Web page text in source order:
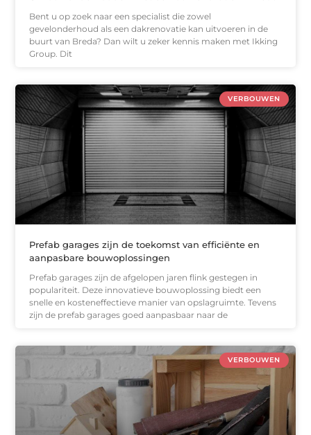
Bent u op zoek naar een specialist die zowel
gevelonderhoud als een dakrenovatie kan uitvoeren in de
buurt van Breda? Dan wilt u zeker kennis maken met Ikking
Group. Dit
VERBOUWEN
Prefab garages zijn de toekomst van efficiënte en
aanpasbare bouwoplossingen
Prefab garages zijn de afgelopen jaren flink gestegen in
populariteit. Deze innovatieve bouwoplossing biedt een
snelle en kosteneffectieve manier van opslagruimte. Tevens
zijn de prefab garages goed aanpasbaar naar de
VERBOUWEN